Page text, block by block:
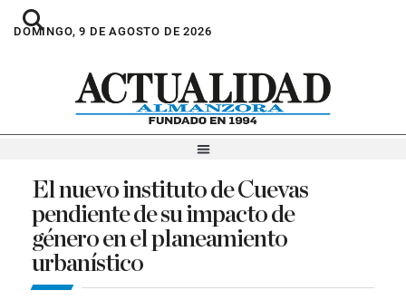
DOMINGO, 9 DE AGOSTO DE 2026
El nuevo instituto de Cuevas
pendiente de su impacto de
género en el planeamiento
urbanístico